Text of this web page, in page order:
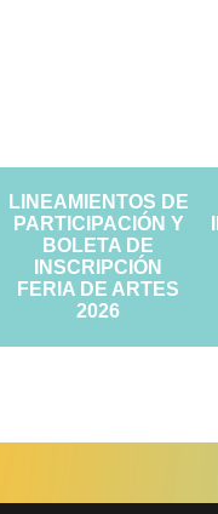
LINEAMIENTOS DE
PARTICIPACIÓN Y
BOLETA DE
INSCRIPCIÓN
FERIA DE ARTES
2026